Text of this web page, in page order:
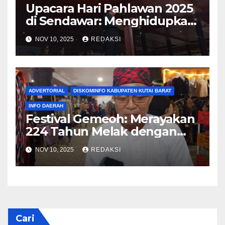
Upacara Hari Pahlawan 2025
di Sendawar: Menghidupkan
Spirit Juang dan Patriotisme
Kontemporer
NOV 10, 2025 REDAKSI
ADVERTORIAL DISKOMINFO KABUPATEN KUTAI BARAT
INFO DAERAH
Festival Gemeoh: Merayakan
224 Tahun Melak dengan
Semangat Budaya Pesisir
NOV 10, 2025 REDAKSI
Cari